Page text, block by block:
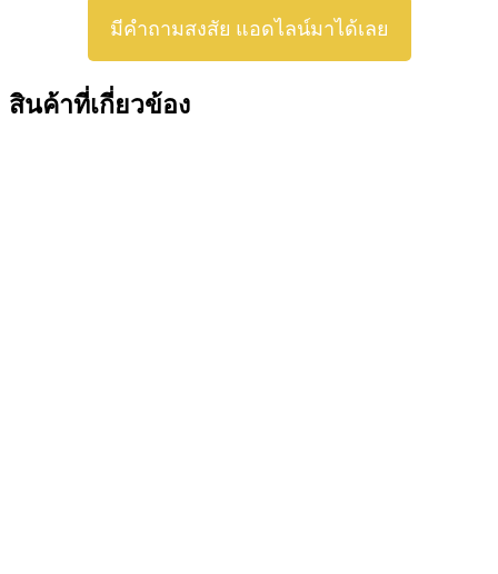
มีคำถามสงสัย แอดไลน์มาได้เลย
สินค้าที่เกี่ยวข้อง